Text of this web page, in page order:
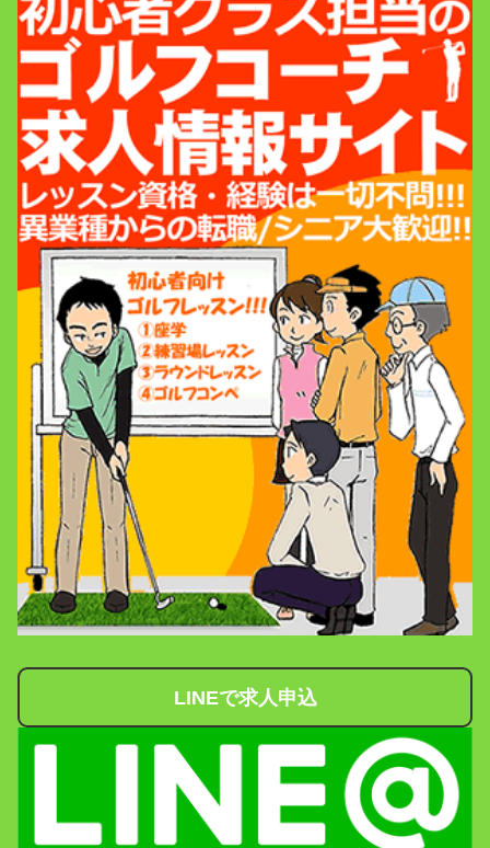
LINEで求人申込